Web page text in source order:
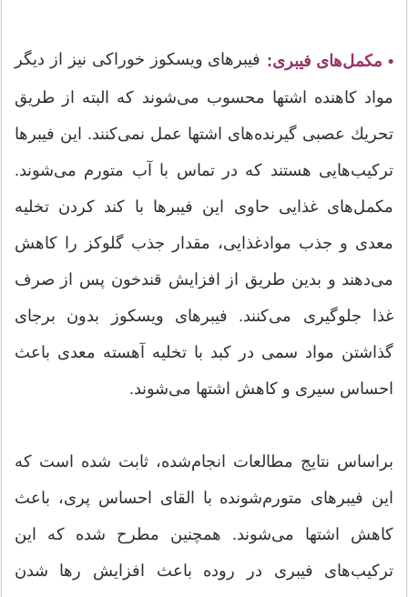
• مكمل‌های فیبری: فیبرهای ویسکوز خوراكی نیز از دیگر
مواد كاهنده اشتها محسوب می‌شوند كه البته از طریق
تحریك عصبی گیرنده‌های اشتها عمل نمی‌كنند. این فیبرها
تركیب‌هایی هستند كه در تماس با آب متورم می‌شوند.
مكمل‌های غذایی حاوی این فیبرها با كند كردن تخلیه
معدی و جذب موادغذایی، مقدار جذب گلوكز را كاهش
می‌دهند و بدین طریق از افزایش قندخون پس از صرف
غذا جلوگیری می‌كنند. فیبرهای ویسكوز بدون برجای
گذاشتن مواد سمی در كبد با تخلیه آهسته معدی باعث
احساس سیری و كاهش اشتها می‌شوند.
براساس نتایج مطالعات انجام‌شده، ثابت شده است كه
این فیبرهای متورم‌شونده با القای احساس پری، باعث
كاهش اشتها می‌شوند. همچنین مطرح شده كه این
ترکیب‌های فیبری در روده باعث افزایش رها شدن